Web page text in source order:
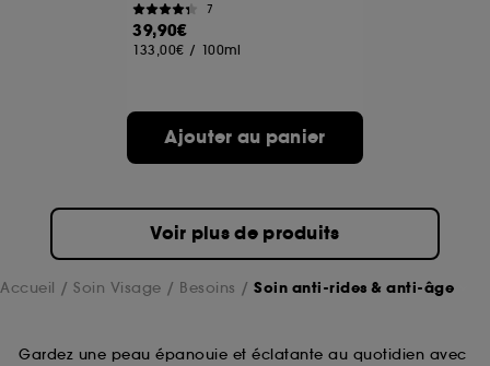
7
39,90€
133,00€ / 100ml
Ajouter au panier
Voir plus de produits
Accueil Soin Visage Besoins Soin anti-rides & anti-âge
Gardez une peau épanouie et éclatante au quotidien avec